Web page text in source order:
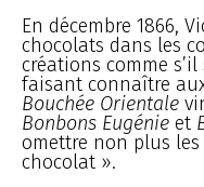
En décembre 1866,
chocolats dans les
créations comme
faisant connaître
Bouchée Orientale
Bonbons Eugénie et
omettre non plus
chocolat ».